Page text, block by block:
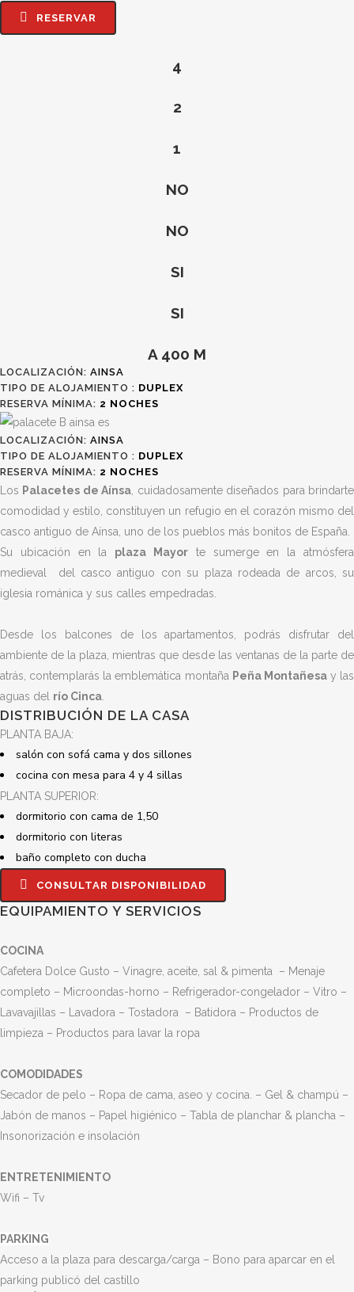
RESERVAR
4
2
1
NO
NO
SI
SI
A 400 M
LOCALIZACIÓN: AINSA
TIPO DE ALOJAMIENTO : DUPLEX
RESERVA MÍNIMA: 2 NOCHES
LOCALIZACIÓN: AINSA
TIPO DE ALOJAMIENTO : DUPLEX
RESERVA MÍNIMA: 2 NOCHES
Los Palacetes de Aínsa, cuidadosamente diseñados para brindarte
comodidad y estilo, constituyen un refugio en el corazón mismo del
casco antiguo de Aínsa, uno de los pueblos más bonitos de España.
Su ubicación en la plaza Mayor te sumerge en la atmósfera
medieval
del casco antiguo con su plaza rodeada de arcos, su
iglesia románica y sus calles empedradas.
Desde los balcones de los apartamentos, podrás disfrutar del
ambiente de la plaza, mientras que desde las ventanas de la parte de
atrás, contemplarás la emblemática montaña Peña Montañesay las
aguas del río Cinca.
DISTRIBUCIÓN DE LA CASA
PLANTA BAJA:
salón con sofá cama y dos sillones
cocina con mesa para 4 y 4 sillas
PLANTA SUPERIOR:
dormitorio con cama de 1,50
dormitorio con literas
baño completo con ducha
CONSULTAR DISPONIBILIDAD
EQUIPAMIENTO Y SERVICIOS
COCINA
Cafetera Dolce Gusto – Vinagre, aceite, sal & pimenta – Menaje
completo – Microondas-horno – Refrigerador-congelador – Vitro –
Lavavajillas – Lavadora – Tostadora – Batidora – Productos de
limpieza – Productos para lavar la ropa
COMODIDADES
Secador de pelo – Ropa de cama, aseo y cocina. – Gel & champú –
Jabón de manos – Papel higiénico – Tabla de planchar & plancha –
Insonorización e insolación
ENTRETENIMIENTO
Wifi – Tv
PARKING
Acceso a la plaza para descarga/carga – Bono para aparcar en el
parking publicó del castillo